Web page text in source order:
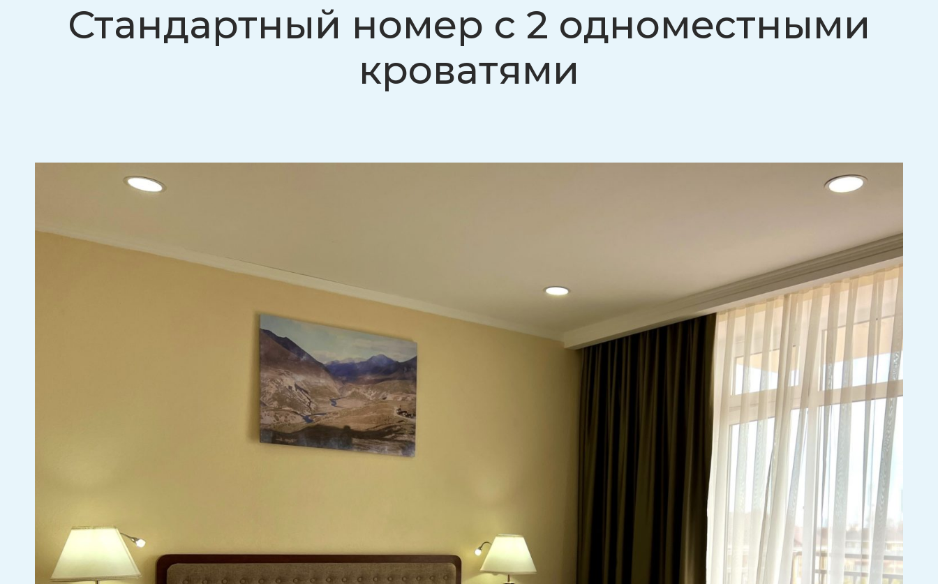
Стандартный номер с 2 одноместными
кроватями